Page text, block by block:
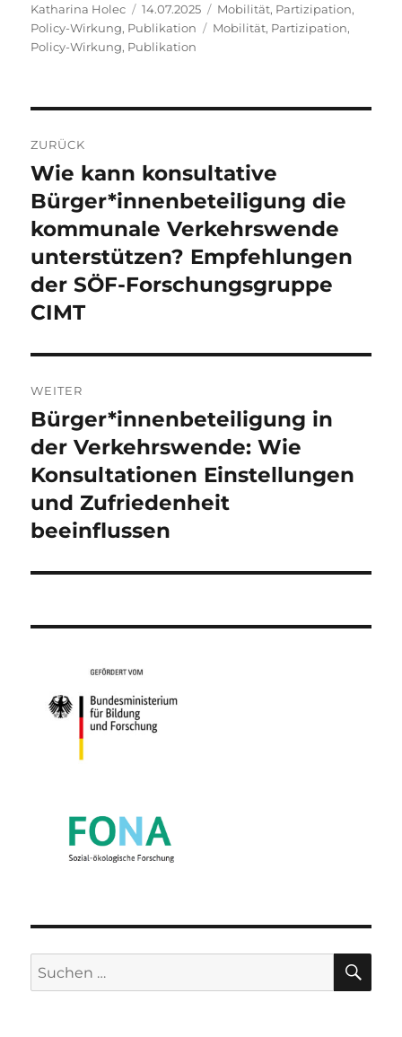
Autor
Katharina Holec
Veröffentlicht
am
14.07.2025 Kategorien
Mobilität, Partizipation,
Policy-Wirkung, Publikation Schlagwörter
Mobilität, Partizipation,
Policy-Wirkung, Publikation
ZURÜCK
Vorheriger
Beitrag:
Wie kann konsultative
Bürger*innenbeteiligung die
kommunale Verkehrswende
unterstützen? Empfehlungen
der SÖF-Forschungsgruppe
CIMT
WEITER
Nächster
Beitrag:
Bürger*innenbeteiligung in
der Verkehrswende: Wie
Konsultationen Einstellungen
und Zufriedenheit
beeinflussen
Suchen
nach: